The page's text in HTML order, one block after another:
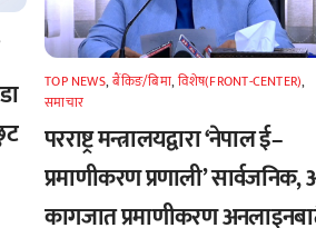
TOP NEWS,बैंकिङ/बिमा,विशेष(FRONT-CENTER),
समाचार
परराष्ट्र मन्त्रालयद्वारा ‘नेपाल ई–
प्रमाणीकरण प्रणाली’ सार्वजनिक,
कागजात प्रमाणीकरण